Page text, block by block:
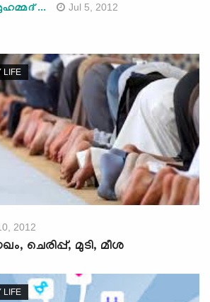
... Jul 5, 2012
LIFE
2012
ചെരിപ്പ്, മുടി, മീശ
LIFE